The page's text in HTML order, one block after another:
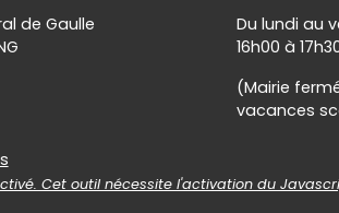
de Gaulle
Du lundi au
16h00 à
(Mairie
vacances
Cet outil nécessite l'activation du